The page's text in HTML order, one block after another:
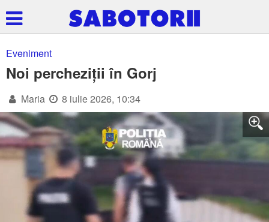
Eveniment
Noi percheziții în Gorj
Maria 8 iulie 2026, 10:34